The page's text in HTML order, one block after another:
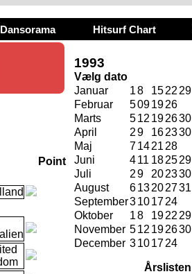
Dansorama Hitsurf Chart
Point
1993
Vælg dato
Januar
18 1522 29
Februar
5091926
Marts
512 192630
April
29 162330
Maj
71421 28
Juni
411 182529
Juli
29 202330
August
613202731
September3101724
Oktober
18 1922 29
November 512 192630
December 3101724
Årslisten